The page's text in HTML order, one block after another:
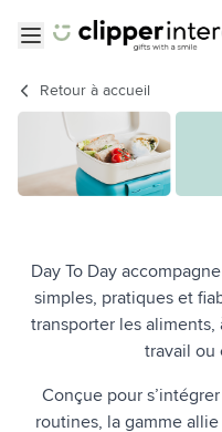
Retour à accueil
Day To Day
simples, pratiques et
transporter les aliments,
travail ou
Conçue pour
routines, la gamme